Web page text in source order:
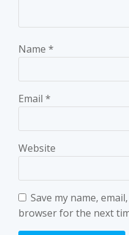
Name *
Email *
Website
Save my name,
browser for the next